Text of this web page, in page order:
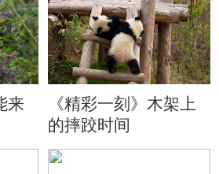
来
《精彩一刻》木架上
的摔跤时间